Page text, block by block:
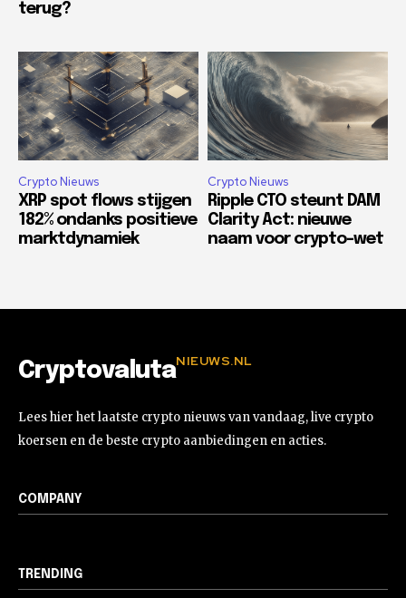
terug?
Crypto Nieuws
XRP spot flows stijgen
182% ondanks positieve
marktdynamiek
Crypto Nieuws
Ripple CTO steunt DAM
Clarity Act: nieuwe
naam voor crypto-wet
CryptovalutaNIEUWS.NL
Lees hier het laatste crypto nieuws van vandaag, live crypto
koersen en de beste crypto aanbiedingen en acties.
COMPANY
TRENDING